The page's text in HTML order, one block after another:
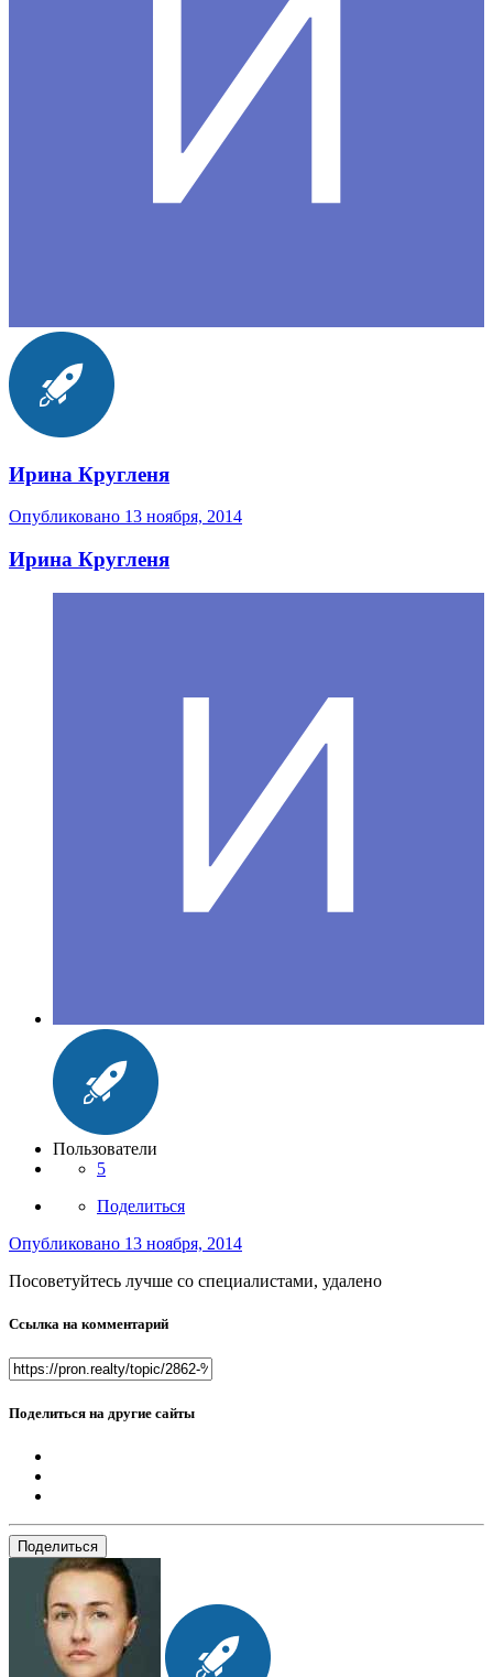
Ирина Кругленя
Опубликовано 13 ноября, 2014
Ирина Кругленя
Пользователи
5
Поделиться
Опубликовано 13 ноября, 2014
Посоветуйтесь лучше со специалистами, удалено
Ссылка на комментарий
Поделиться на другие сайты
Поделиться